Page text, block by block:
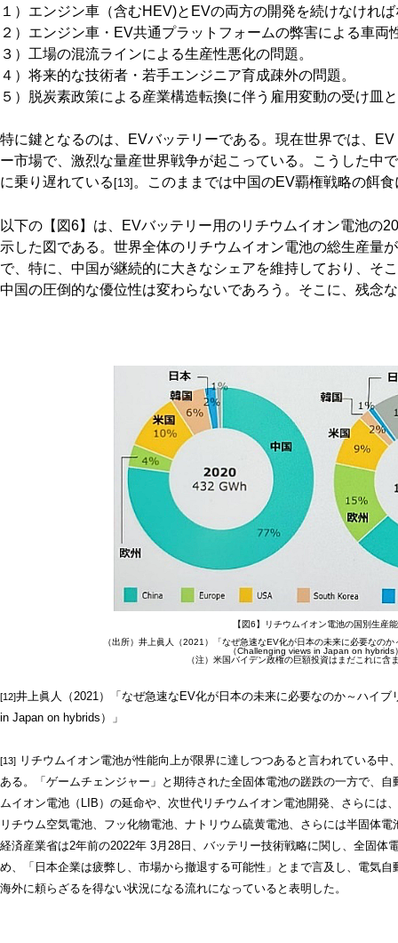
１）エンジン車（含むHEV)とEVの両方の開発を続けなけれ
２）エンジン車・EV共通プラットフォームの弊害による車両
３）工場の混流ラインによる生産性悪化の問題。
４）将来的な技術者・若手エンジニア育成疎外の問題。
５）脱炭素政策による産業構造転換に伴う雇用変動の受け皿
特に鍵となるのは、EVバッテリーである。現在世界では、
ー市場で、激烈な量産世界戦争が起こっている。こうした中
に乗り遅れている [13] 。このままでは中国のEV覇権戦略の餌
以下の【図6】は、EVバッテリー用のリチウムイオン電池の
示した図である。世界全体のリチウムイオン電池の総生産量
で、特に、中国が継続的に大きなシェアを維持しており、そ
中国の圧倒的な優位性は変わらないであろう。そこに、残念
【図6】リチウムイオン電池の国別生産
（出所）井上眞人（2021）「なぜ急速なEV化が日本の未来に必要なの
（Challenging views in Japan on hybrids
（注）米国バイデン政権の巨額投資はまだこれに含
[12]井上眞人（2021）「なぜ急速なEV化が日本の未来に必要なのか～ハイ
in Japan on hybrids）」
[13]
リチウムイオン電池が性能向上が限界に達しつつあると言われている
ある。「ゲームチェンジャー」と期待された全固体電池の蹉跌の一方で、
ムイオン電池（LIB）の延命や、次世代リチウムイオン電池開発、さらには
リチウム空気電池、フッ化物電池、ナトリウム硫黄電池、さらには半固体
経済産業省は2年前の2022年 3月28日、バッテリー技術戦略に関し、全固体
め、「日本企業は疲弊し、市場から撤退する可能性」とまで言及し、電気
海外に頼らざるを得ない状況になる流れになっていると表明した。